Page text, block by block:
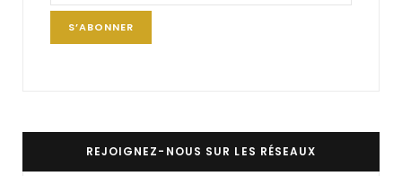
REJOIGNEZ-NOUS SUR LES RÉSEAUX